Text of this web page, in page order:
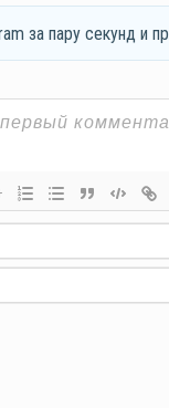
за пару секунд и